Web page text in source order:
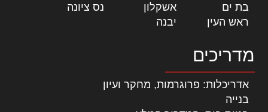
בת ים
אשקלון נס ציונה
ראש העין
יבנה
מדריכים
אדריכלות: פרוגרמות, מחקר ועיון
בנייה